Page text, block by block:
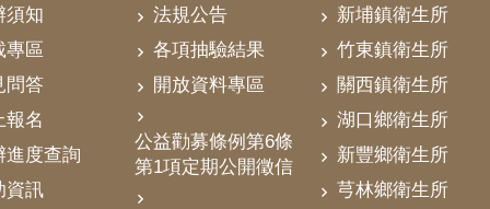
須知
專區
問答
報名
進度查詢
資訊
法規公告
各項抽驗結果
開放資料專區
公益勸募條例第6條
第1項定期公開徵信
新埔鎮衛生所
竹東鎮衛生所
關西鎮衛生所
湖口鄉衛生所
新豐鄉衛生所
芎林鄉衛生所